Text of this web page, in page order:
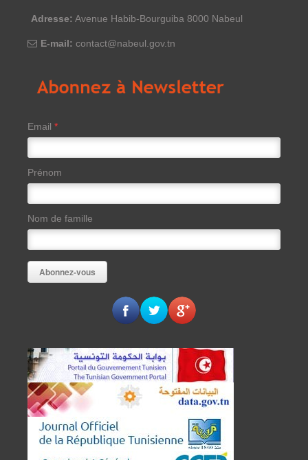
Adresse: Avenue Habib-Bourguiba 8000 Nabeul
E-mail: contact@nabeul.gov.tn
Email *
Prénom
Nom de famille